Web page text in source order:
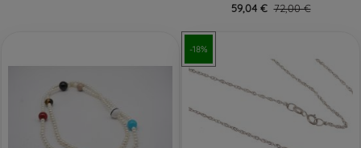
59,04 € 72,00 €
-18%